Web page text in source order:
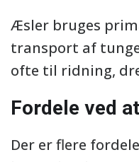
Æsler bruges
transport af
ofte til ridning,
Fordele ved
Der er flere